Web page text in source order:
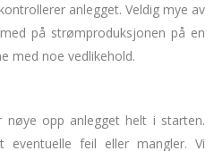
anlegget. Veldig mye av
på strømproduksjonen på en
med noe vedlikehold.
opp anlegget helt i starten.
feil eller mangler. Vi